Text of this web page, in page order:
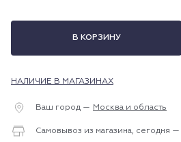
В КОРЗИНУ
НАЛИЧИЕ В МАГАЗИНАХ
Ваш город — Москва и область
Самовывоз из магазина, сегодня —